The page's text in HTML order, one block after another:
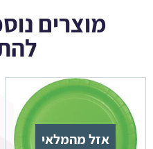
מוצרים
אזל מהמלאי